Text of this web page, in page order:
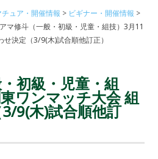
チュア・開催情報
ビギナー・開催情報
アマ修斗（一般・初級・児童・組技）3月11
決定（3/9(木)試合順他訂正）
初級・児童・組
ワンマッチ大会 組
9(木)試合順他訂